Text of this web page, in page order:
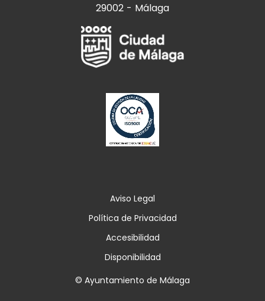
29002 - Málaga
Aviso Legal
Política de Privacidad
Accesibilidad
Disponibilidad
© Ayuntamiento de Málaga